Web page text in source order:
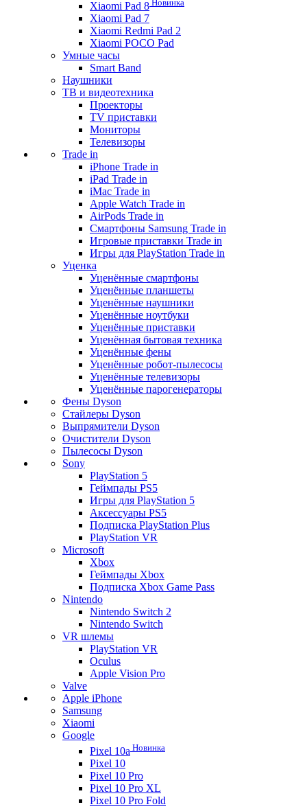
Xiaomi Pad 8 Новинка
Xiaomi Pad 7
Xiaomi Redmi Pad 2
Xiaomi POCO Pad
Умные часы
Smart Band
Наушники
ТВ и видеотехника
Проекторы
TV приставки
Мониторы
Телевизоры
Trade in
iPhone Trade in
iPad Trade in
iMac Trade in
Apple Watch Trade in
AirPods Trade in
Смартфоны Samsung Trade in
Игровые приставки Trade in
Игры для PlayStation Trade in
Уценка
Уценённые смартфоны
Уценённые планшеты
Уценённые наушники
Уценённые ноутбуки
Уценённые приставки
Уценённая бытовая техника
Уценённые фены
Уценённые робот-пылесосы
Уценённые телевизоры
Уценённые парогенераторы
Фены Dyson
Стайлеры Dyson
Выпрямители Dyson
Очистители Dyson
Пылесосы Dyson
Sony
PlayStation 5
Геймпады PS5
Игры для PlayStation 5
Аксессуары PS5
Подписка PlayStation Plus
PlayStation VR
Microsoft
Xbox
Геймпады Xbox
Подписка Xbox Game Pass
Nintendo
Nintendo Switch 2
Nintendo Switch
VR шлемы
PlayStation VR
Oculus
Apple Vision Pro
Valve
Apple iPhone
Samsung
Xiaomi
Google
Pixel 10a Новинка
Pixel 10
Pixel 10 Pro
Pixel 10 Pro XL
Pixel 10 Pro Fold